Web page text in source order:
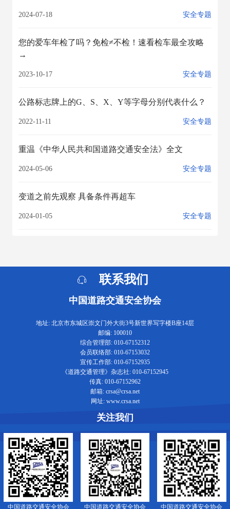
2024-07-18 安全专题
您的爱车年检了吗？免检≠不检！速看检车最全攻略
→
2023-10-17 安全专题
公路标志牌上的G、S、X、Y等字母分别代表什么？
2022-11-11 安全专题
重温《中华人民共和国道路交通安全法》全文
2024-05-06 安全专题
变道之前先观察 具备条件再超车
2024-01-05 安全专题
联系我们
中国道路交通安全协会
地址: 北京市东城区崇文门外大街3号新世界写字楼B座14层
邮编: 100010
综合管理部: 010-67152312
会员联络部: 010-67153032
宣传工作部: 010-67152935
《道路交通管理》杂志社: 010-67152945
传真: 010-67152962
邮箱: crsa@crsa.net
网址: www.crsa.net
关注我们
中国道路交通安全协会 中国道路交通安全协会 中国道路交通安全协会